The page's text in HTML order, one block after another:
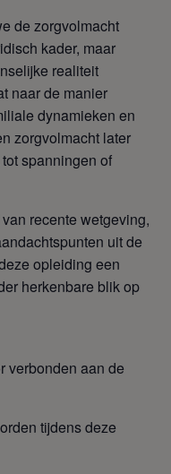
de zorgvolmacht
kader, maar
realiteit
naar de manier
dynamieken en
zorgvolmacht later
spanningen of
recente wetgeving,
uit de
opleiding een
herkenbare blik op
verbonden aan de
tijdens deze